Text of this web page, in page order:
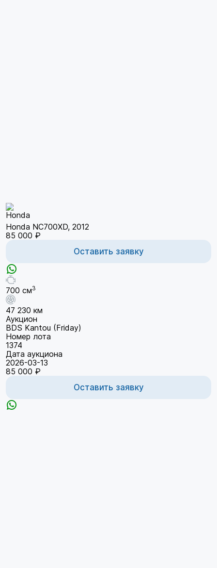
Honda NC700XD, 2012
85 000 ₽
Оставить заявку
700 см3
47 230 км
Аукцион
BDS Kantou (Friday)
Номер лота
1374
Дата аукциона
2026-03-13
85 000 ₽
Оставить заявку